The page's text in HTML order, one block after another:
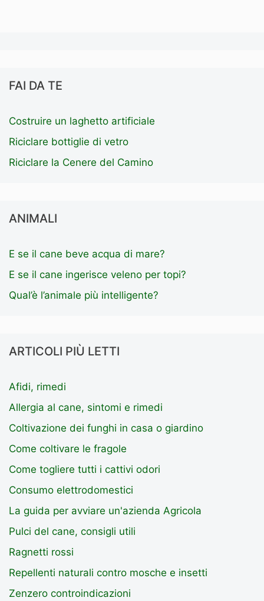
FAI DA TE
Costruire un laghetto artificiale
Riciclare bottiglie di vetro
Riciclare la Cenere del Camino
ANIMALI
E se il cane beve acqua di mare?
E se il cane ingerisce veleno per topi?
Qual’è l’animale più intelligente?
ARTICOLI PIÙ LETTI
Afidi, rimedi
Allergia al cane, sintomi e rimedi
Coltivazione dei funghi in casa o giardino
Come coltivare le fragole
Come togliere tutti i cattivi odori
Consumo elettrodomestici
La guida per avviare un'azienda Agricola
Pulci del cane, consigli utili
Ragnetti rossi
Repellenti naturali contro mosche e insetti
Zenzero controindicazioni